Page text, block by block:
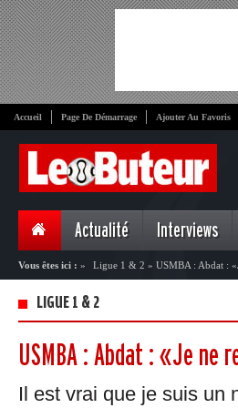
Accueil Page De Démarrage Ajouter Au Favoris
Actualité Interviews
Vous êtes ici : » Ligue 1 & 2 » USMBA : Abdat :
LIGUE 1 & 2
USMBA : Abdat : «Je ne
Il est vrai que je suis un